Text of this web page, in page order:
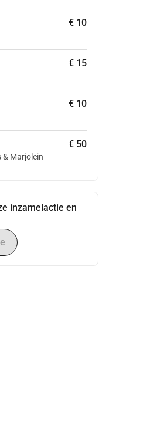
€ 10
€ 15
€ 10
€ 50
& Marjolein
inzamelactie en